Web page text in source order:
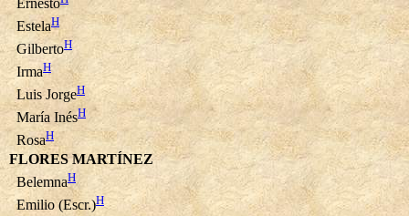
Ernesto
EstelaH
GilbertoH
IrmaH
Luis JorgeH
María InésH
RosaH
FLORES MARTÍNEZ
BelemnaH
Emilio (Escr.)H